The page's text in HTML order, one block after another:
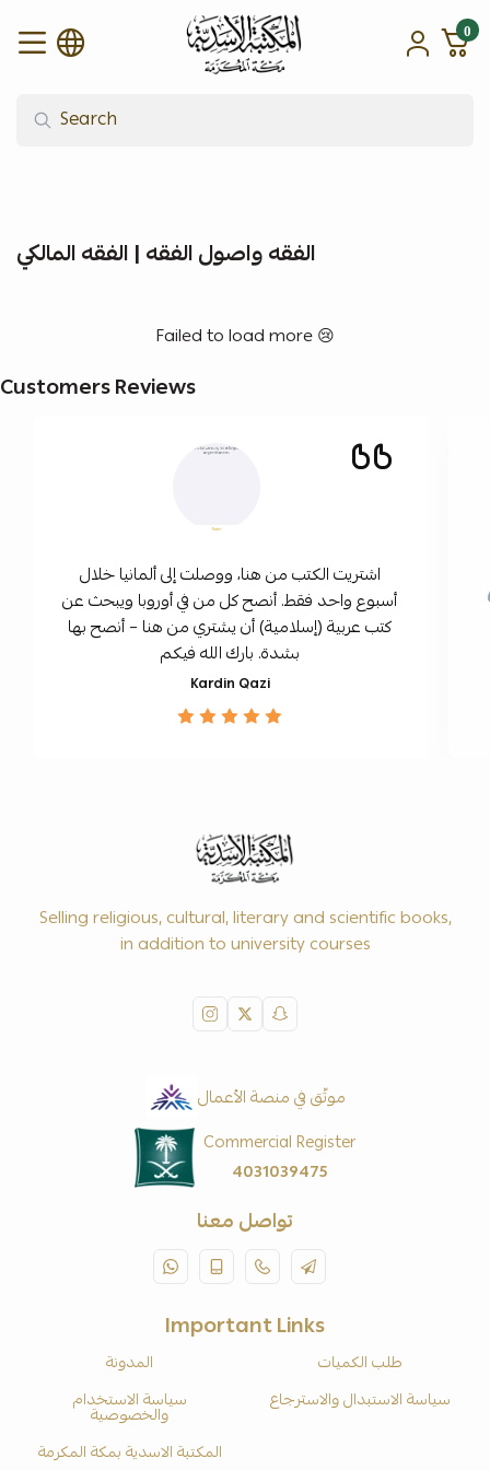
alasadiah
0
الفقه واصول الفقه | الفقه المالكي
Failed to load more 😢
Customers Reviews
اشتريت الكتب من هنا، ووصلت إلى ألمانيا خلال
أسبوع واحد فقط. أنصح كل من في أوروبا ويبحث عن
كتب عربية (إسلامية) أن يشتري من هنا – أنصح بها
بشدة. بارك الله فيكم
Kardin Qazi
Selling religious, cultural, literary and scientific books,
in addition to university courses
موثّق في منصة الأعمال
Commercial Register
4031039475
تواصل معنا
Important Links
المدونة
طلب الكميات
سياسة الاستخدام
والخصوصية
سياسة الاستبدال والاسترجاع
المكتبة الاسدية بمكة المكرمة